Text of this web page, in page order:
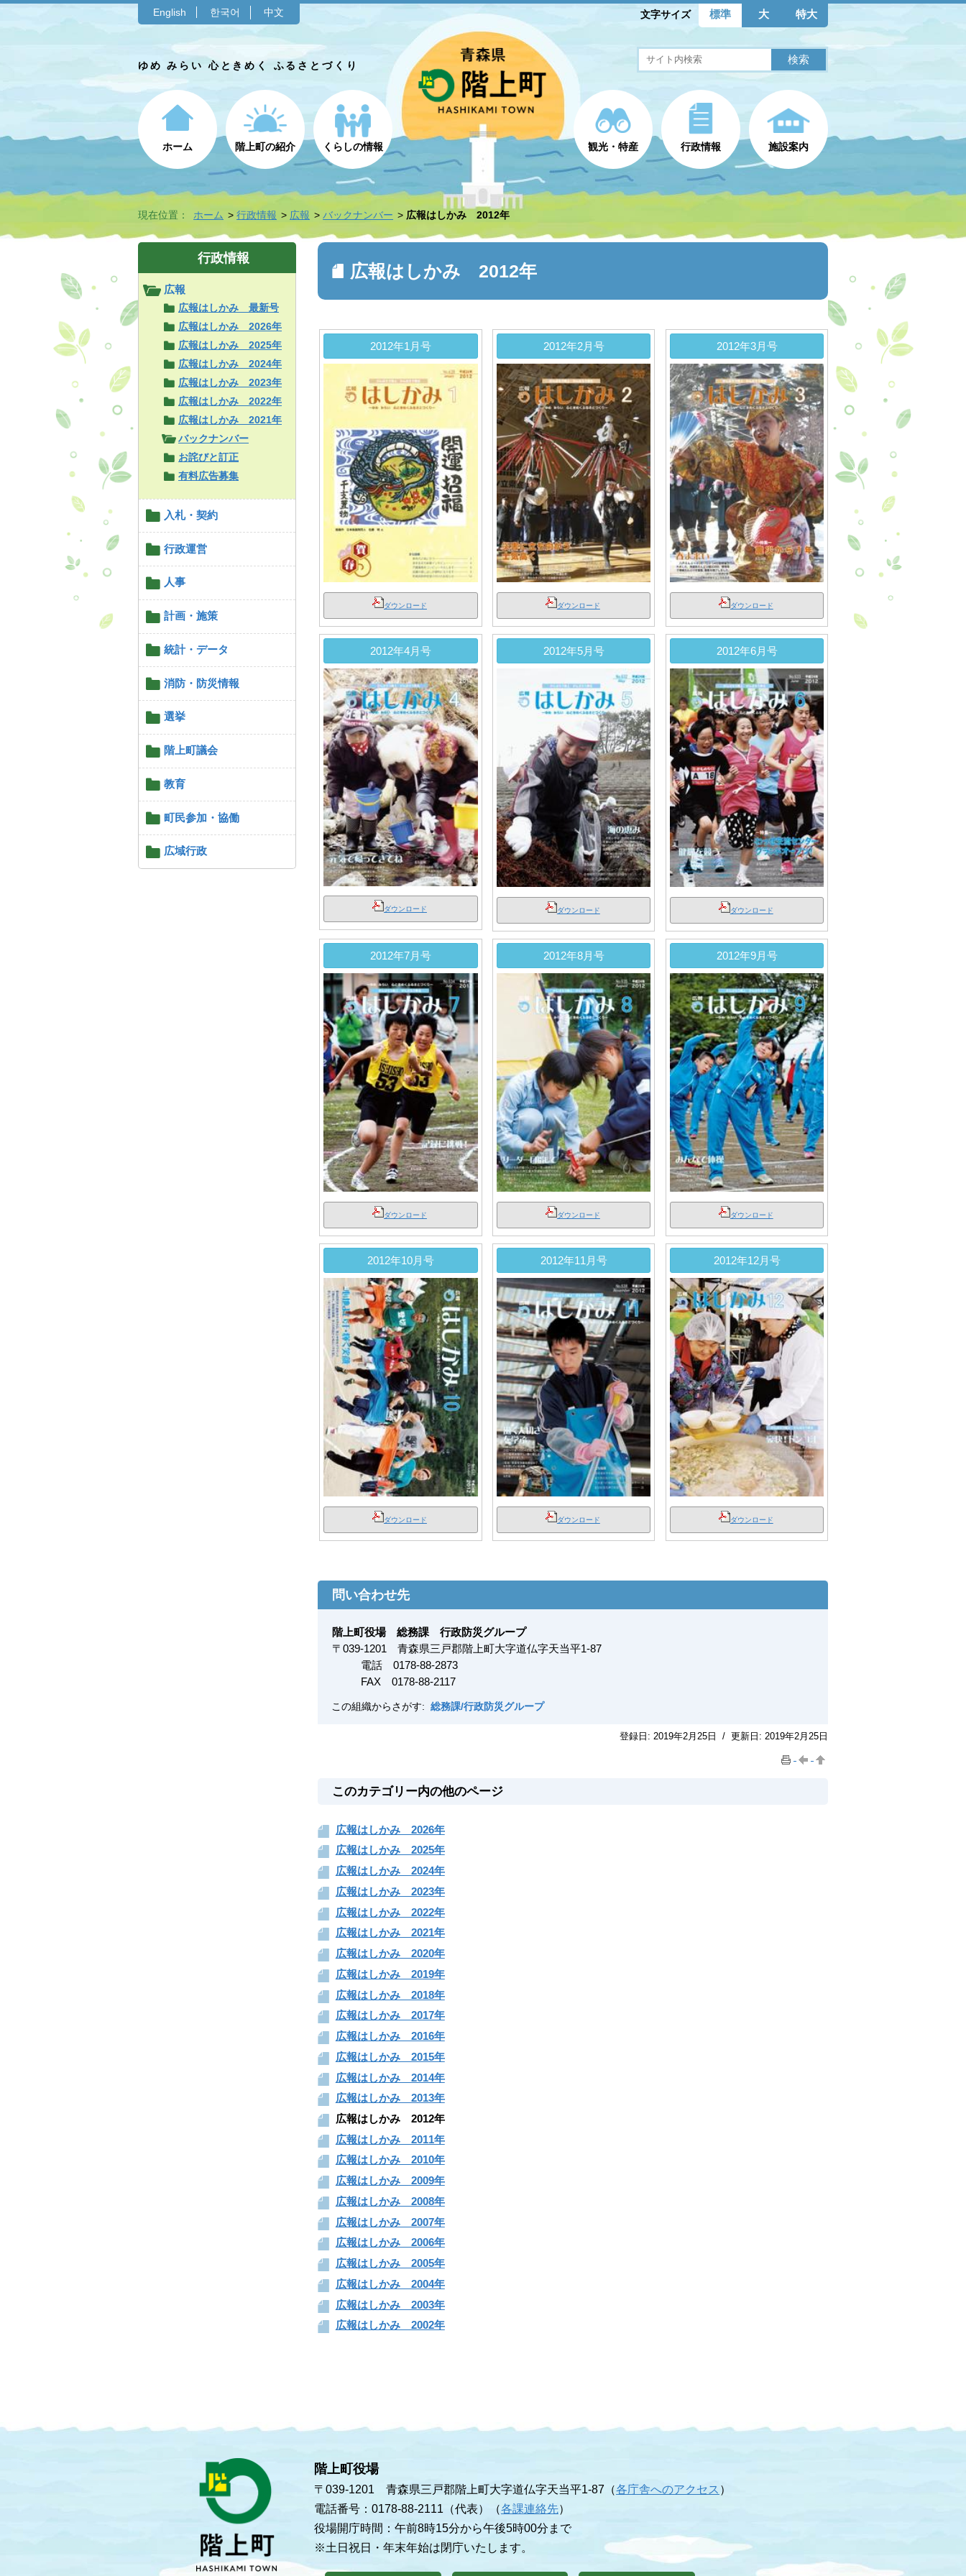
English 한국어 中文 文字サイズ 標準 大 特大
ゆめ みらい 心ときめく ふるさとづくり
ホーム 階上町の紹介 くらしの情報 観光・特産 行政情報 施設案内
現在位置： ホーム 行政情報 広報 バックナンバー 広報はしかみ 2012年
行政情報
広報
広報はしかみ 最新号
広報はしかみ 2026年
広報はしかみ 2025年
広報はしかみ 2024年
広報はしかみ 2023年
広報はしかみ 2022年
広報はしかみ 2021年
バックナンバー
お詫びと訂正
有料広告募集
入札・契約
行政運営
人事
計画・施策
統計・データ
消防・防災情報
選挙
階上町議会
教育
町民参加・協働
広域行政
広報はしかみ 2012年
2012年1月号
ダウンロード
2012年2月号
ダウンロード
2012年3月号
ダウンロード
2012年4月号
ダウンロード
2012年5月号
ダウンロード
2012年6月号
ダウンロード
2012年7月号
ダウンロード
2012年8月号
ダウンロード
2012年9月号
ダウンロード
2012年10月号
ダウンロード
2012年11月号
ダウンロード
2012年12月号
ダウンロード
問い合わせ先
階上町役場 総務課 行政防災グループ
〒 039-1201
青森県三戸郡階上町大字道仏字天当平1-87
電話 0178-88-2873
FAX 0178-88-2117
この組織からさがす: 総務課/行政防災グループ
登録日: 2019年2月25日 / 更新日: 2019年2月25日
このカテゴリー内の他のページ
広報はしかみ 2026年
広報はしかみ 2025年
広報はしかみ 2024年
広報はしかみ 2023年
広報はしかみ 2022年
広報はしかみ 2021年
広報はしかみ 2020年
広報はしかみ 2019年
広報はしかみ 2018年
広報はしかみ 2017年
広報はしかみ 2016年
広報はしかみ 2015年
広報はしかみ 2014年
広報はしかみ 2013年
広報はしかみ 2012年
広報はしかみ 2011年
広報はしかみ 2010年
広報はしかみ 2009年
広報はしかみ 2008年
広報はしかみ 2007年
広報はしかみ 2006年
広報はしかみ 2005年
広報はしかみ 2004年
広報はしかみ 2003年
広報はしかみ 2002年
階上町役場
〒039-1201 青森県三戸郡階上町大字道仏字天当平1-87（各庁舎へのアクセス ）
電話番号：0178-88-2111（代表）（各課連絡先）
役場開庁時間：午前8時15分から午後5時00分まで
※土日祝日・年末年始は閉庁いたします。